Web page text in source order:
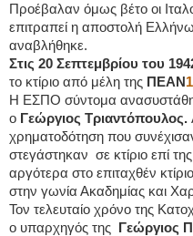
Προέβαλαν όμως βέτο οι
επιτραπεί η αποστολή
αναβλήθηκε.
Στις 20 Σεπτεμβρίου του
το κτίριο από μέλη της ΠΕΑΝ 1
Η ΕΣΠΟ σύντομα
ο Γεώργιος Τριαντόπουλος.
χρηματοδότηση που
στεγάστηκαν σε κτίριο επί
αργότερα στο επιταχθέν
στην γωνία Ακαδημίας και
Τον τελευταίο χρόνο της
ο υπαρχηγός της Γεώργιος